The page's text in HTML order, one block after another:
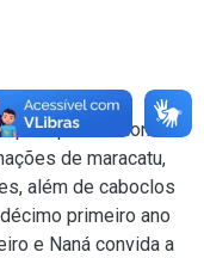
do Recife,
pelo percussionista
de maracatu,
além de caboclos
primeiro ano
e Naná convida a